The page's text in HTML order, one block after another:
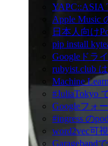
YAPC::ASIA
Apple Music
日本人向け
pip install
Googleドラ
rubyist.club
Machine
#JuliaTokyo
Googleフォ
#ingress の
word2vec可
Garageband